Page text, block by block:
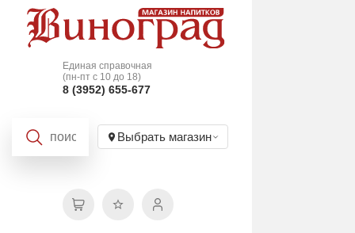
Единая справочная
(пн-пт с 10 до 18)
8 (3952) 655-677
Выбрать магазин